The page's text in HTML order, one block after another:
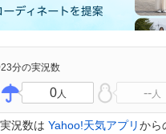
分の実況数
0人 --人
実況数は Yahoo!天気アプリから